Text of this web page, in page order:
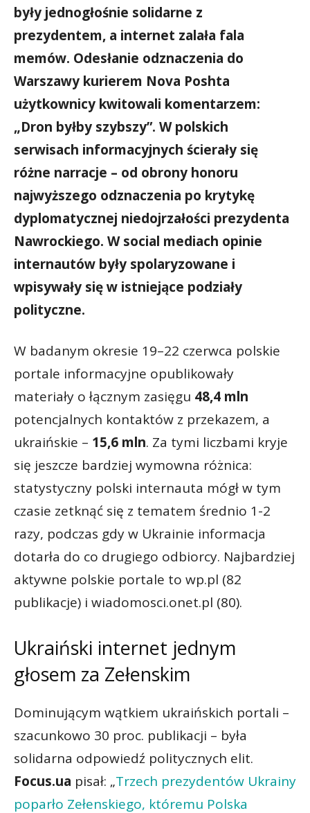
były jednogłośnie solidarne z
prezydentem, a internet zalała fala
memów. Odesłanie odznaczenia do
Warszawy kurierem Nova Poshta
użytkownicy kwitowali komentarzem:
„Dron byłby szybszy”. W polskich
serwisach informacyjnych ścierały się
różne narracje – od obrony honoru
najwyższego odznaczenia po krytykę
dyplomatycznej niedojrzałości prezydenta
Nawrockiego. W social mediach opinie
internautów były spolaryzowane i
wpisywały się w istniejące podziały
polityczne.
W badanym okresie 19–22 czerwca polskie
portale informacyjne opublikowały
materiały o łącznym zasięgu 48,4 mln
potencjalnych kontaktów z przekazem, a
ukraińskie – 15,6 mln. Za tymi liczbami kryje
się jeszcze bardziej wymowna różnica:
statystyczny polski internauta mógł w tym
czasie zetknąć się z tematem średnio 1-2
razy, podczas gdy w Ukrainie informacja
dotarła do co drugiego odbiorcy. Najbardziej
aktywne polskie portale to wp.pl (82
publikacje) i wiadomosci.onet.pl (80).
Ukraiński internet jednym
głosem za Zełenskim
Dominującym wątkiem ukraińskich portali –
szacunkowo 30 proc. publikacji – była
solidarna odpowiedź politycznych elit.
Focus.ua pisał: „Trzech prezydentów Ukrainy
poparło Zełenskiego, któremu Polska